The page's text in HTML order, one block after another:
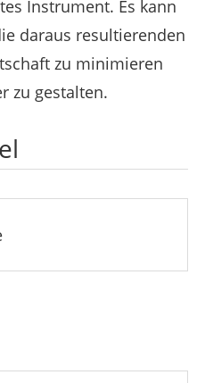
Instrument. Es kann
daraus resultierenden
zu minimieren
zu gestalten.